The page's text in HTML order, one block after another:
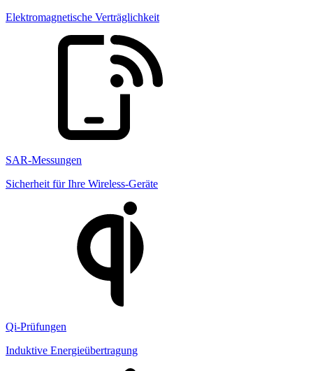
Elektromagnetische Verträglichkeit
SAR-Messungen
Sicherheit für Ihre Wireless-Geräte
Qi-Prüfungen
Induktive Energieübertragung